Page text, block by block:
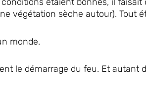
végétation sèche autour). Tout
monde.
le démarrage du feu. Et autant